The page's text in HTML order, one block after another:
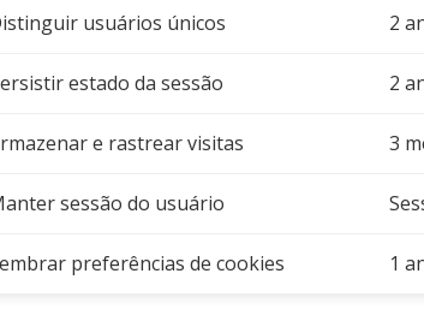
usuários únicos 2
estado da sessão 2
e rastrear visitas 3
sessão do usuário
preferências de cookies 1